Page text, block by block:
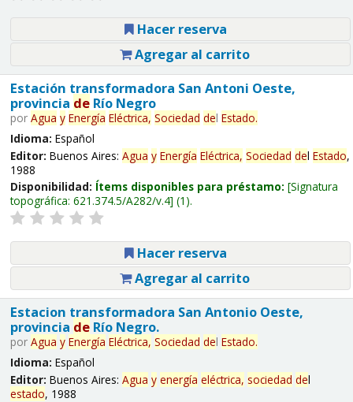
Hacer reserva
Agregar al carrito
Estación transformadora San Antoni Oeste,
provincia deRío Negro
por Agua y Energía Eléctrica, Sociedad del Estado.
Idioma: Español
Editor: Buenos Aires: Agua y Energía Eléctrica, Sociedad del Estado,
1988
Disponibilidad: Ítems disponibles para préstamo: Signatura
topográfica: 621.374.5/A282/v.4 (1).
Hacer reserva
Agregar al carrito
Estacion transformadora San Antonio Oeste,
provincia deRío Negro.
por Agua y Energía Eléctrica, Sociedad del Estado.
Idioma: Español
Editor: Buenos Aires: Agua y energía eléctrica, sociedad del
estado, 1988